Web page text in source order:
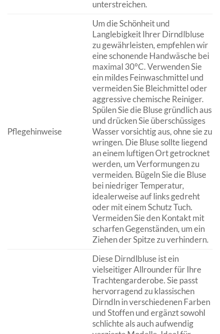
unterstreichen.
Pflegehinweise
Um die Schönheit und
Langlebigkeit Ihrer Dirndlbluse
zu gewährleisten, empfehlen wir
eine schonende Handwäsche bei
maximal 30°C. Verwenden Sie
ein mildes Feinwaschmittel und
vermeiden Sie Bleichmittel oder
aggressive chemische Reiniger.
Spülen Sie die Bluse gründlich aus
und drücken Sie überschüssiges
Wasser vorsichtig aus, ohne sie zu
wringen. Die Bluse sollte liegend
an einem luftigen Ort getrocknet
werden, um Verformungen zu
vermeiden. Bügeln Sie die Bluse
bei niedriger Temperatur,
idealerweise auf links gedreht
oder mit einem Schutz Tuch.
Vermeiden Sie den Kontakt mit
scharfen Gegenständen, um ein
Ziehen der Spitze zu verhindern.
Diese Dirndlbluse ist ein
vielseitiger Allrounder für Ihre
Trachtengarderobe. Sie passt
hervorragend zu klassischen
Dirndln in verschiedenen Farben
und Stoffen und ergänzt sowohl
schlichte als auch aufwendig